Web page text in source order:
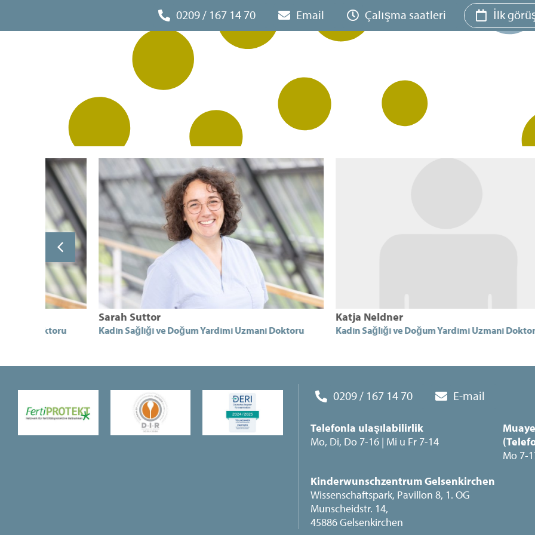
0209 / 167 14 70 Email Çalışma saatleri İlk
Sarah Suttor
Kadın Sağlığı ve Doğum Yardımı Uzmanı Doktoru
Katja Neldner
Kadın Sağlığı ve Doğum Yardımı Uzmanı Doktoru
0209 / 167 14 70 E-mail
Telefonla ulaşılabilirlik
Mo, Di, Do 7-16 | Mi u Fr 7-14
Mo 7-
Kinderwunschzentrum Gelsenkirchen
Wissenschaftspark, Pavillon 8, 1. OG
Munscheidstr. 14,
45886 Gelsenkirchen